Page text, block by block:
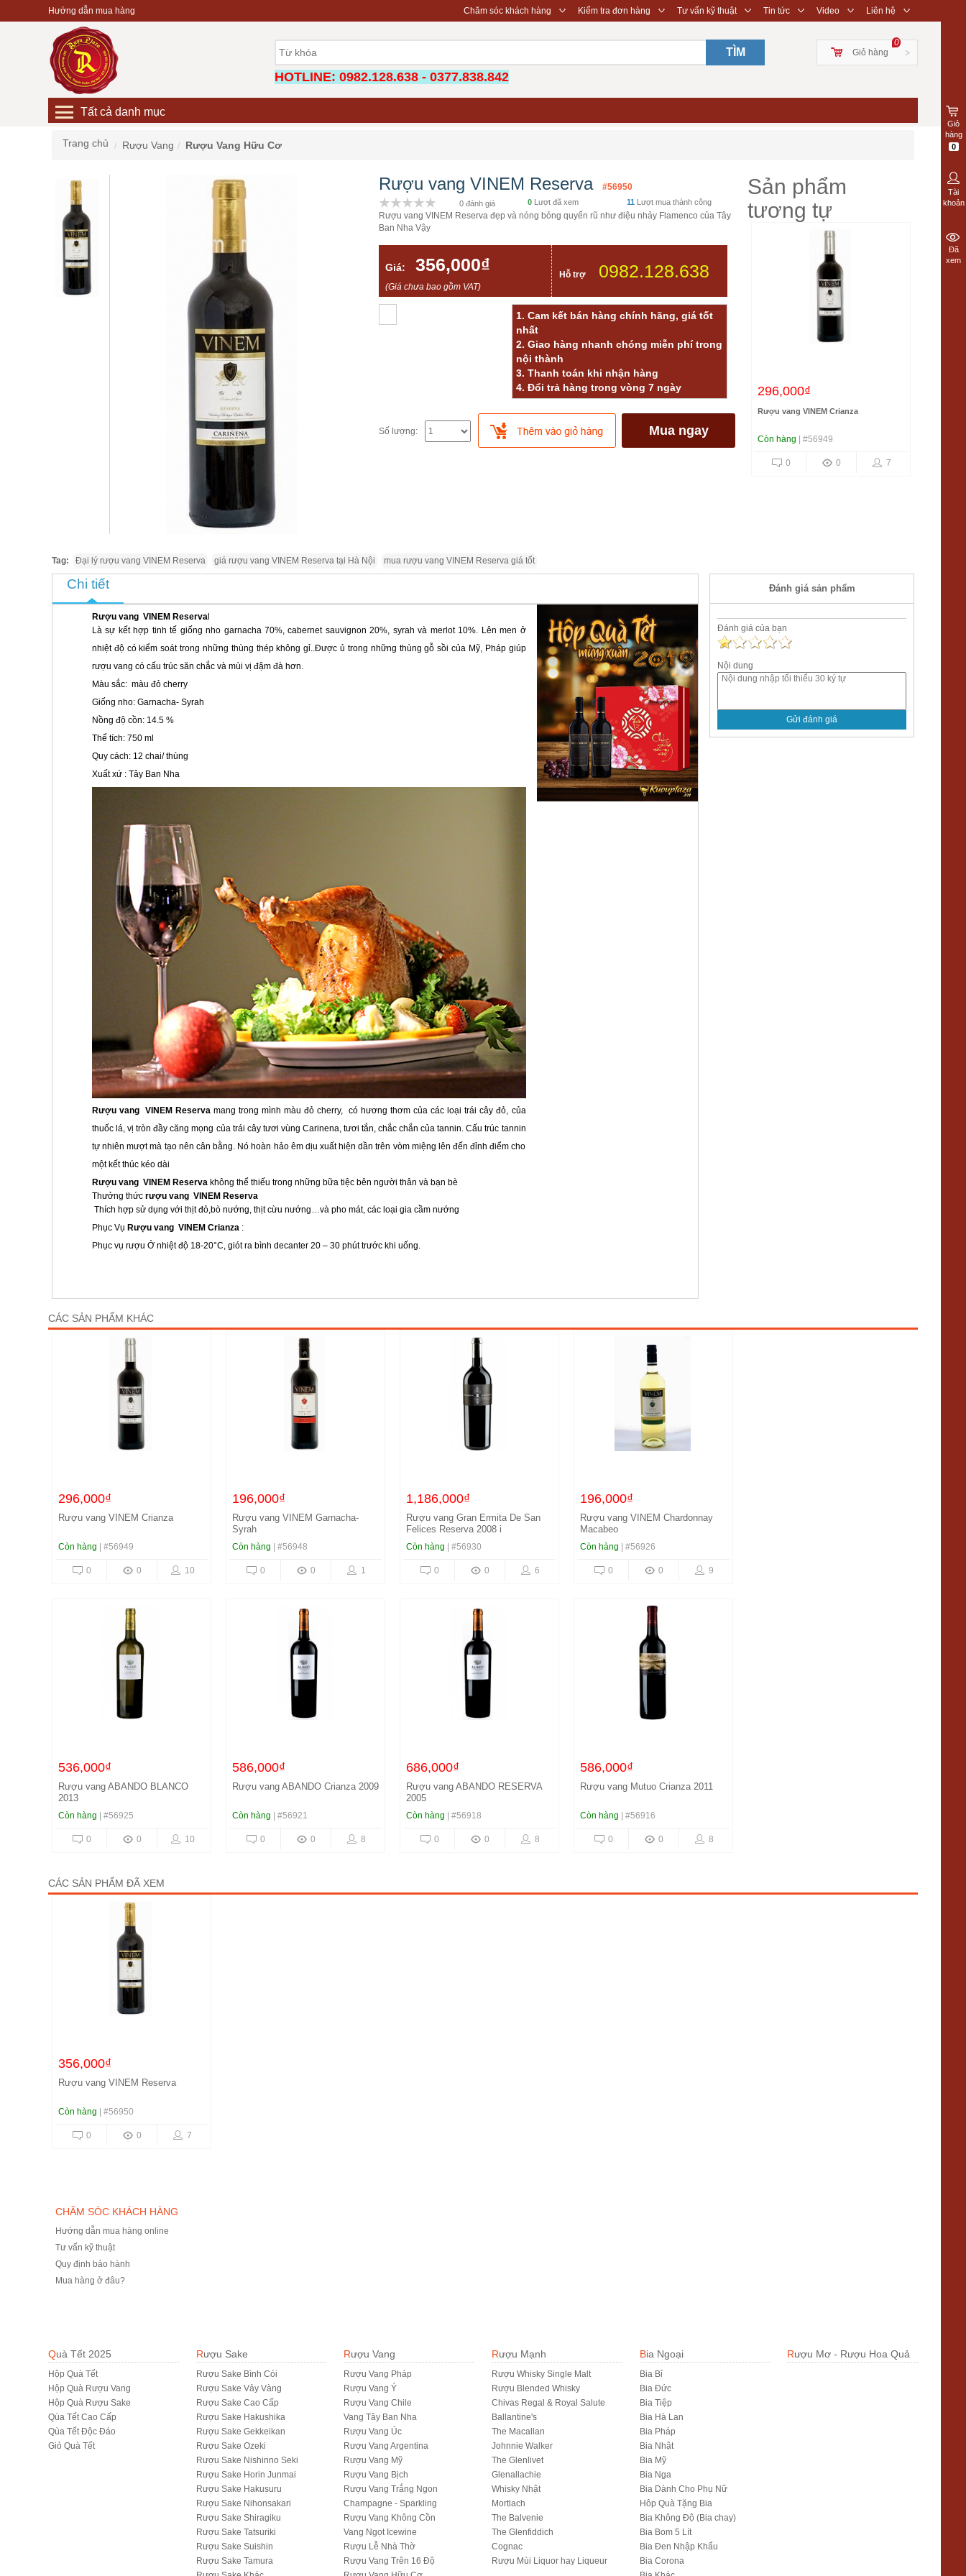
Hướng dẫn mua hàng ◇
Chăm sóc khách hàng ◇
Kiểm tra đơn hàng ◇
Tư vấn kỹ thuật ◇
Tin tức ◇
Video ◇
Liên hệ
TÌM >
0
Giỏ hàng
HOTLINE: 0982.128.638 - 0377.838.842
Tất cả danh mục
Trang chủ Rượu Vang Rượu Vang Hữu Cơ
Tag: Đại lý rượu vang VINEM Reserva giá rượu vang VINEM Reserva tại Hà Nội mua rượu vang VINEM Reserva giá tốt
Rượu vang VINEM Reserva #56950
0 đánh giá 0Lượt đã xem 11 Lượt mua thành công
Rượu vang VINEM Reserva đẹp và nóng bỏng quyến rũ như điệu nhảy Flamenco của Tây
Ban Nha Vậy
Giá: 356,000₫
(Giá chưa bao gồm VAT)
Hỗ trợ 0982.128.638
1. Cam kết bán hàng chính hãng, giá tốt
nhất
2. Giao hàng nhanh chóng miễn phí trong
nội thành
3. Thanh toán khi nhận hàng
4. Đổi trả hàng trong vòng 7 ngày
Số lượng: Mua ngay
Sản phẩm
tương tự
296,000₫
Rượu vang VINEM Crianza
Còn hàng | #56949
7
0
0
Chi tiết
Rượu vang VINEM Reserva
Là sự kết hợp tinh tế giống nho garnacha 70%, cabernet sauvignon 20%, syrah và merlot 10%. Lên men ở
nhiệt độ có kiểm soát trong những thùng thép không gỉ..Được ủ trong những thùng gỗ sồi của Mỹ, Pháp giúp
rượu vang có cấu trúc săn chắc và mùi vị đậm đà hơn.
Màu sắc: màu đỏ cherry
Giống nho: Garnacha- Syrah
Nồng độ cồn: 14.5 %
Thể tích: 750 ml
Quy cách: 12 chai/ thùng
Xuất xứ : Tây Ban Nha
Rượu vang VINEM Reservamang trong mình màu đỏ cherry, có hương thơm của các loại trái cây đỏ, của
thuốc lá, vị tròn đầy căng mọng của trái cây tươi vùng Carinena, tươi tắn, chắc chắn của tannin. Cấu trúc tannin
tự nhiên mượt mà tạo nên cân bằng. Nó hoàn hảo êm dịu xuất hiện dần trên vòm miệng lên đến đỉnh điểm cho
một kết thúc kéo dài
Rượu vang VINEM Reserva không thể thiếu trong những bữa tiệc bên người thân và bạn bè
Thưởng thức rượu vang VINEM Reserva
Thích hợp sử dụng với thịt đỏ,bò nướng, thịt cừu nướng…và pho mát, các loại gia cầm nướng
Phục Vụ Rượu vang VINEM Crianza :
Phục vụ rượu Ở nhiệt độ 18-20°C, giót ra bình decanter 20 – 30 phút trước khi uống.
Đánh giá sản phẩm
Đánh giá của bạn
Nội dung
Gửi đánh giá
CÁC SẢN PHẨM KHÁC
296,000₫
Rượu vang VINEM Crianza
Còn hàng | #56949
10
0
0
196,000₫
Rượu vang VINEM Garnacha-
Syrah
Còn hàng | #56948
1
0
0
1,186,000₫
Rượu vang Gran Ermita De San
Felices Reserva 2008 i
Còn hàng | #56930
6
0
0
196,000₫
Rượu vang VINEM Chardonnay
Macabeo
Còn hàng | #56926
9
0
0
536,000₫
Rượu vang ABANDO BLANCO
2013
Còn hàng | #56925
10
0
0
586,000₫
Rượu vang ABANDO Crianza 2009
Còn hàng | #56921
8
0
0
686,000₫
Rượu vang ABANDO RESERVA
2005
Còn hàng | #56918
8
0
0
586,000₫
Rượu vang Mutuo Crianza 2011
Còn hàng | #56916
8
0
0
CÁC SẢN PHẨM ĐÃ XEM
356,000₫
Rượu vang VINEM Reserva
Còn hàng | #56950
7
0
0
CHĂM SÓC KHÁCH HÀNG
Hướng dẫn mua hàng online
Tư vấn kỹ thuật
Quy định bảo hành
Mua hàng ở đâu?
Quà Tết 2025
Hộp Quà Tết
Hộp Quà Rượu Vang
Hộp Quà Rượu Sake
Qùa Tết Cao Cấp
Qùa Tết Độc Đáo
Giỏ Quà Tết
Rượu Sake
Rượu Sake Bình Cói
Rượu Sake Vảy Vàng
Rượu Sake Cao Cấp
Rượu Sake Hakushika
Rượu Sake Gekkeikan
Rượu Sake Ozeki
Rượu Sake Nishinno Seki
Rượu Sake Horin Junmai
Rượu Sake Hakusuru
Rượu Sake Nihonsakari
Rượu Sake Shiragiku
Rượu Sake Tatsuriki
Rượu Sake Suishin
Rượu Sake Tamura
Rượu Vang
Rượu Vang Pháp
Rượu Vang Ý
Rượu Vang Chile
Vang Tây Ban Nha
Rượu Vang Úc
Rượu Vang Argentina
Rượu Vang Mỹ
Rượu Vang Bịch
Rượu Vang Trắng Ngon
Champagne - Sparkling
Rượu Vang Không Cồn
Vang Ngọt Icewine
Rượu Lễ Nhà Thờ
Rượu Vang Trên 16 Độ
Rượu Mạnh
Rượu Whisky Single Malt
Rượu Blended Whisky
Chivas Regal & Royal Salute
Ballantine's
The Macallan
Johnnie Walker
The Glenlivet
Glenallachie
Whisky Nhật
Mortlach
The Balvenie
The Glenfiddich
Cognac
Rượu Mùi Liquor hay Liqueur
Bia Ngoại
Bia Bỉ
Bia Đức
Bia Tiệp
Bia Hà Lan
Bia Pháp
Bia Nhật
Bia Mỹ
Bia Nga
Bia Dành Cho Phụ Nữ
Hôp Quà Tặng Bia
Bia Không Độ (Bia chay)
Bia Bom 5 Lít
Bia Đen Nhập Khẩu
Bia Corona
Rượu Mơ - Rượu Hoa Quả
Giỏ
hàng
0
Tài
khoản
Đã
xem